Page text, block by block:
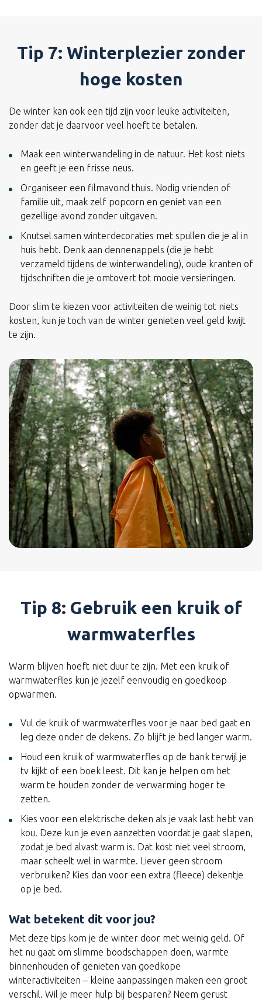
Tip 7: Winterplezier zonder
hoge kosten
De winter kan ook een tijd zijn voor leuke activiteiten,
zonder dat je daarvoor veel hoeft te betalen.
Maak een winterwandeling in de natuur. Het kost niets
en geeft je een frisse neus.
Organiseer een filmavond thuis. Nodig vrienden of
familie uit, maak zelf popcorn en geniet van een
gezellige avond zonder uitgaven.
Knutsel samen winterdecoraties met spullen die je al in
huis hebt. Denk aan dennenappels (die je hebt
verzameld tijdens de winterwandeling), oude kranten of
tijdschriften die je omtovert tot mooie versieringen.
Door slim te kiezen voor activiteiten die weinig tot niets
kosten, kun je toch van de winter genieten veel geld kwijt
te zijn.
Tip 8: Gebruik een kruik of
warmwaterfles
Warm blijven hoeft niet duur te zijn. Met een kruik of
warmwaterfles kun je jezelf eenvoudig en goedkoop
opwarmen.
Vul de kruik of warmwaterfles voor je naar bed gaat en
leg deze onder de dekens. Zo blijft je bed langer warm.
Houd een kruik of warmwaterfles op de bank terwijl je
tv kijkt of een boek leest. Dit kan je helpen om het
warm te houden zonder de verwarming hoger te
zetten.
Kies voor een elektrische deken als je vaak last hebt van
kou. Deze kun je even aanzetten voordat je gaat slapen,
zodat je bed alvast warm is. Dat kost niet veel stroom,
maar scheelt wel in warmte. Liever geen stroom
verbruiken? Kies dan voor een extra (fleece) dekentje
op je bed.
Wat betekent dit voor jou?
Met deze tips kom je de winter door met weinig geld. Of
het nu gaat om slimme boodschappen doen, warmte
binnenhouden of genieten van goedkope
winteractiviteiten – kleine aanpassingen maken een groot
verschil. Wil je meer hulp bij besparen? Neem gerust